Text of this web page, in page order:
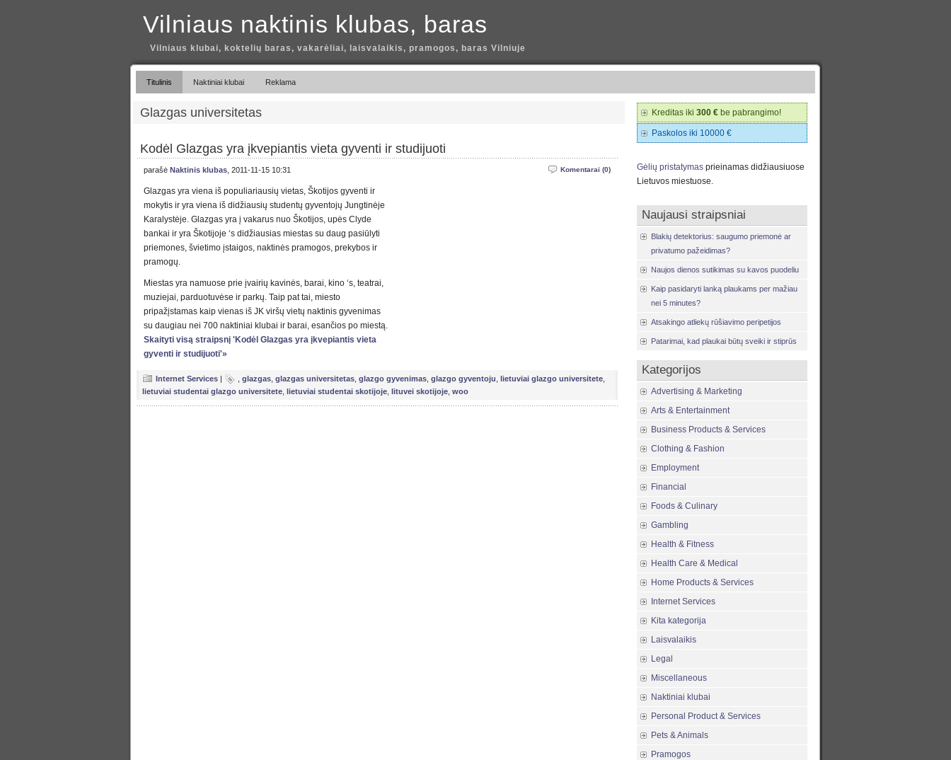
Vilniaus naktinis klubas, baras
Vilniaus klubai, koktelių baras, vakarėliai, laisvalaikis, pramogos, baras Vilniuje
Titulinis Naktiniai klubai Reklama
Glazgas universitetas
Kodėl Glazgas yra įkvepiantis vieta gyventi ir studijuoti
Komentarai (0)
parašė Naktinis klubas , 2011-11-15 10:31
Glazgas yra viena iš populiariausių vietas, Škotijos gyventi ir
mokytis ir yra viena iš didžiausių studentų gyventojų Jungtinėje
Karalystėje. Glazgas yra į vakarus nuo Škotijos, upės Clyde
bankai ir yra Škotijoje ‘s didžiausias miestas su daug pasiūlyti
priemones, švietimo įstaigos, naktinės pramogos, prekybos ir
pramogų.
Miestas yra namuose prie įvairių kavinės, barai, kino ‘s, teatrai,
muziejai, parduotuvėse ir parkų. Taip pat tai, miesto
pripažįstamas kaip vienas iš JK viršų vietų naktinis gyvenimas
su daugiau nei 700 naktiniai klubai ir barai, esančios po miestą.
Skaityti visą straipsnį 'Kodėl Glazgas yra įkvepiantis vieta
gyventi ir studijuoti'»
Internet Services | glazgas glazgas universitetas glazgo gyvenimas glazgo gyventoju lietuviai glazgo universitete
lietuviai studentai glazgo universitete lietuviai studentai skotijoje lituvei skotijoje woo
Kreditas iki 300 € be pabrangimo!
Paskolos iki 10000 €
Gėlių pristatymas prieinamas didžiausiuose
Lietuvos miestuose.
Naujausi straipsniai
Blakių detektorius: saugumo priemonė ar
privatumo pažeidimas?
Naujos dienos sutikimas su kavos puodeliu
Kaip pasidaryti lanką plaukams per mažiau
nei 5 minutes?
Atsakingo atliekų rūšiavimo peripetijos
Patarimai, kad plaukai būtų sveiki ir stiprūs
Kategorijos
Advertising & Marketing
Arts & Entertainment
Business Products & Services
Clothing & Fashion
Employment
Financial
Foods & Culinary
Gambling
Health & Fitness
Health Care & Medical
Home Products & Services
Internet Services
Kita kategorija
Laisvalaikis
Legal
Miscellaneous
Naktiniai klubai
Personal Product & Services
Pets & Animals
Pramogos